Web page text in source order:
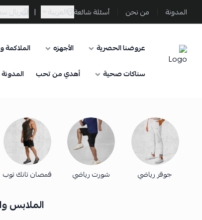
المدونة من نحن أسئلة شائعة العربية | ريال
Sporta
عروضنا الحصرية الأجهزه الملاكمة
سناكات صحية
أهدي من تحب المدونة
جوقر رياضي شورت رياضي قمصان تانك توب
الملابس